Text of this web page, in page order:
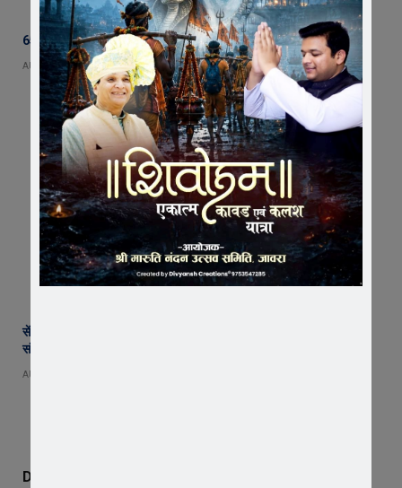
65 हजार रुपए भाड़ा न देने का आरोप, ट्रक चालक ने एसडीएम को सौंपा ज्ञापन
AUGUST 5, 2026
सेंट पॉल्स कॉन्वेंट स्कूल में छात्र परिषद का शपथ ग्रहण समारोह गरिमामय माहौल में
संपन्न
AUGUST 5, 2026
Don't Miss